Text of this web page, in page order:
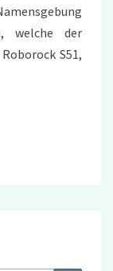
welche der
S51,